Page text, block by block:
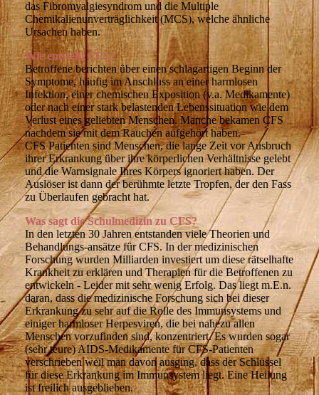
das Fibromyalgiesyndrom und die Multiple
Chemikalienunverträglichkeit (MCS), welche ähnliche
Ursachen haben.
Wie entsteht CFS?
Betroffene berichten über einen schlagartigen Beginn der
Symptome, häufig im Anschluss an einer harmlosen
Infektion, einer chemischen Exposition (v.a. Medikamente)
oder nach einer stark belastenden Lebenssituation wie dem
Verlust eines geliebten Menschen. Manche bekamen CFS
nachdem sie mit dem Rauchen aufgehört haben.
CFS Patienten sind Menschen, die lange Zeit vor Ausbruch
ihrer Erkrankung über ihre körperlichen Verhältnisse gelebt
und die Warnsignale Ihres Körpers ignoriert haben. Der
Auslöser ist dann der berühmte letzte Tropfen, der den Fass
zu Überlaufen gebracht hat.
Was sagt die Schulmedizin zu CFS?
In den letzten 30 Jahren entstanden viele Theorien und
Behandlungs-ansätze für CFS. In der medizinischen
Forschung wurden Milliarden investiert um diese rätselhafte
Krankheit zu erklären und Therapien für die Betroffenen zu
entwickeln - Leider mit sehr wenig Erfolg. Das liegt m.E.n.
daran, dass die medizinische Forschung sich bei dieser
Erkrankung zu sehr auf die Rolle des Immunsystems und
einiger harmloser Herpesviren, die bei nahezu allen
Menschen vorzufinden sind, konzentriert. Es wurden sogar
(sehr teure) AIDS-Medikamente für CFS-Patienten
verschrieben weil man davon ausging, dass der Schlüssel
für diese Erkrankung im Immunsystem liegt. Eine Heilung
ist freilich ausgeblieben.